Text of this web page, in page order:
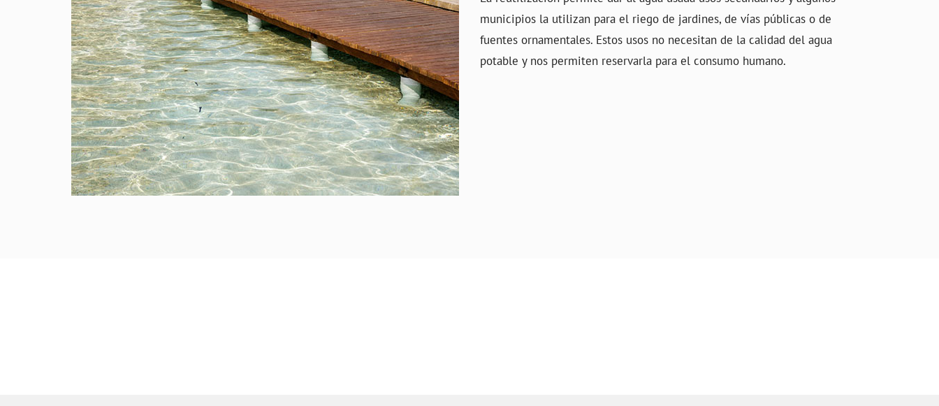
municipios la utilizan para el riego de jardines, de vías públicas o de
fuentes ornamentales. Estos usos no necesitan de la calidad del agua
potable y nos permiten reservarla para el consumo humano.